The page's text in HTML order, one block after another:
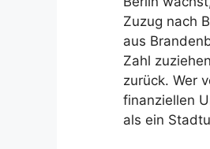
Zuzug nach
aus
Zahl
zurück. Wer
finanziellen
als ein